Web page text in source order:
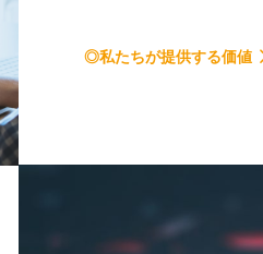
◎私たちが提供する価値